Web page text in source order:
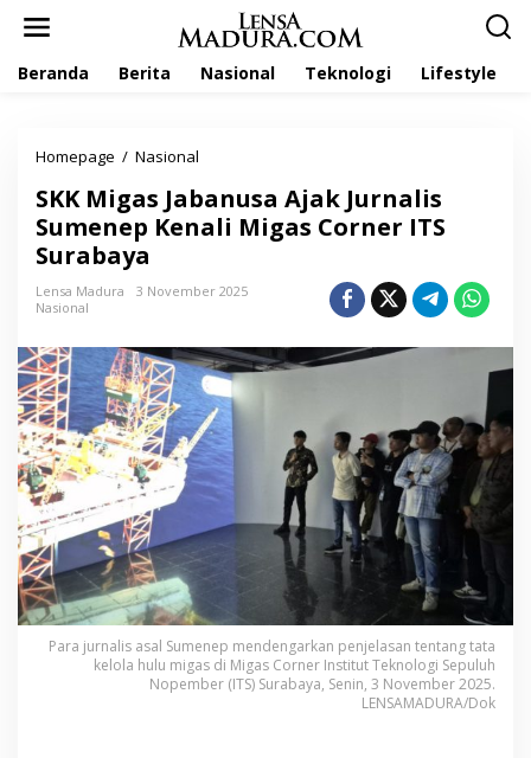
Beranda Berita Nasional Teknologi Lifestyle
Homepage / Nasional
K
M
i
a
a
b
a
n
u
s
a
A
a
k
r
n
a
l
SKK Migas Jabanusa Ajak Jurnalis
Sumenep Kenali Migas Corner ITS
Surabaya
Lensa Madura
3 November 2025
Nasional
Para jurnalis asal Sumenep mendengarkan penjelasan tentang tata
kelola hulu migas di Migas Corner Institut Teknologi Sepuluh
Nopember (ITS) Surabaya, Senin, 3 November 2025.
LENSAMADURA/Dok